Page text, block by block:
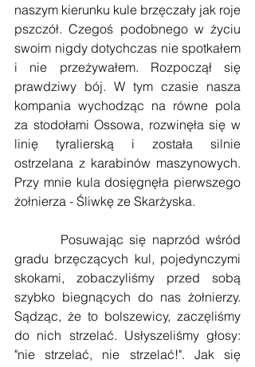
naszym kierunku kule brzęczały jak roje
pszczół. Czegoś podobnego w życiu
swoim nigdy dotychczas nie spotkałem
i nie przeżywałem. Rozpoczął się
prawdziwy bój. W tym czasie nasza
kompania wychodząc na równe pola
za stodołami Ossowa, rozwinęła się w
linię tyralierską i została silnie
ostrzelana z karabinów maszynowych.
Przy mnie kula dosięgnęła pierwszego
żołnierza - Śliwkę ze Skarżyska.
gradu brzęczących kul, pojedynczymi
skokami, zobaczyliśmy przed sobą
szybko biegnących do nas żołnierzy.
Sądząc, że to bolszewicy, zaczęliśmy
do nich strzelać. Usłyszeliśmy głosy:
"nie strzelać, nie strzelać!". Jak się